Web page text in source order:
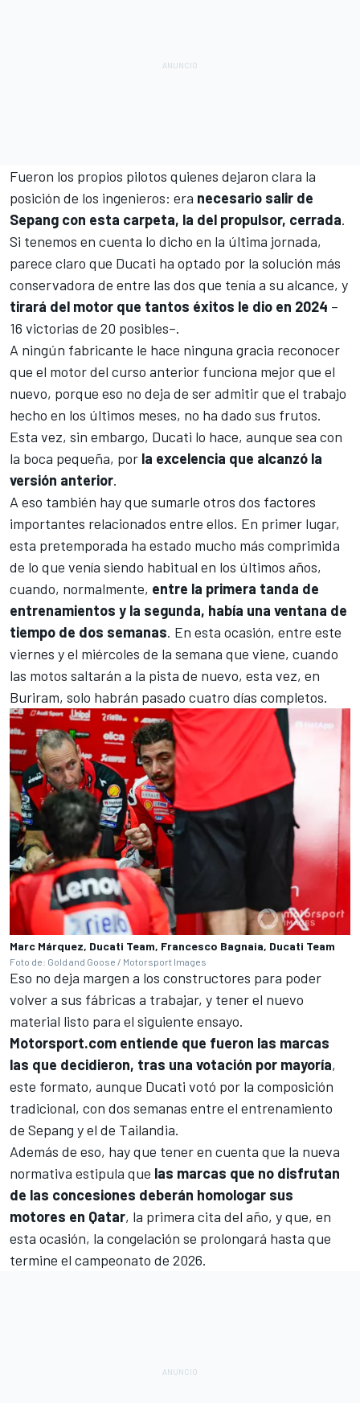
Fueron los propios pilotos quienes dejaron clara la
posición de los ingenieros: era necesario salir de
Sepang con esta carpeta, la del propulsor, cerrada.
Si tenemos en cuenta lo dicho en la última jornada,
parece claro que Ducati ha optado por la solución más
conservadora de entre las dos que tenía a su alcance, y
tirará del motor que tantos éxitos le dio en 2024 –
16 victorias de 20 posibles–.
A ningún fabricante le hace ninguna gracia reconocer
que el motor del curso anterior funciona mejor que el
nuevo, porque eso no deja de ser admitir que el trabajo
hecho en los últimos meses, no ha dado sus frutos.
Esta vez, sin embargo, Ducati lo hace, aunque sea con
la boca pequeña, por la excelencia que alcanzó la
versión anterior.
A eso también hay que sumarle otros dos factores
importantes relacionados entre ellos. En primer lugar,
esta pretemporada ha estado mucho más comprimida
de lo que venía siendo habitual en los últimos años,
cuando, normalmente, entre la primera tanda de
entrenamientos y la segunda, había una ventana de
tiempo de dos semanas. En esta ocasión, entre este
viernes y el miércoles de la semana que viene, cuando
las motos saltarán a la pista de nuevo, esta vez, en
Buriram, solo habrán pasado cuatro días completos.
Marc Márquez, Ducati Team, Francesco Bagnaia, Ducati Team
Foto de: Gold and Goose / Motorsport Images
Eso no deja margen a los constructores para poder
volver a sus fábricas a trabajar, y tener el nuevo
material listo para el siguiente ensayo.
Motorsport.com entiende que fueron las marcas
las que decidieron, tras una votación por mayoría,
este formato, aunque Ducati votó por la composición
tradicional, con dos semanas entre el entrenamiento
de Sepang y el de Tailandia.
Además de eso, hay que tener en cuenta que la nueva
normativa estipula que las marcas que no disfrutan
de las concesiones deberán homologar sus
motores en Qatar, la primera cita del año, y que, en
esta ocasión, la congelación se prolongará hasta que
termine el campeonato de 2026.